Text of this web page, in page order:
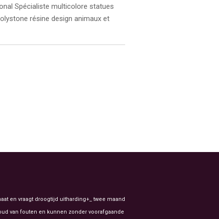
Spécialiste multicolore statues
résine design animaux et
en vraagt droogtijd uitharding+_ twee maand
van fouten en kunnen zonder voorafgaande